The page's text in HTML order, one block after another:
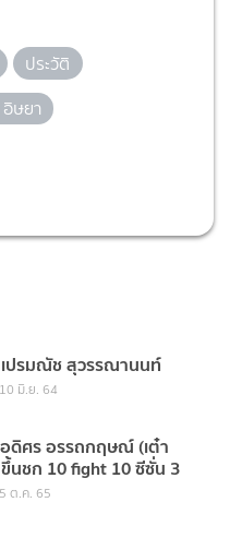
ประวัติ
ษยา
เปรมณัช สุวรรณานนท์
10 มิ.ย. 64
อดิศร อรรถกฤษณ์ (เต๋า
นชก 10 fight 10 ซีซั่น 3
5 ต.ค. 65